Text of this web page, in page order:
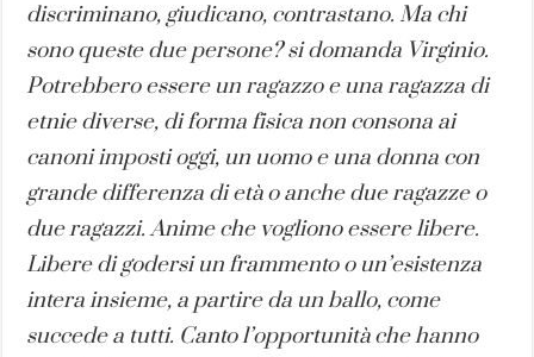
discriminano, giudicano, contrastano. Ma chi
sono queste due persone? si domanda Virginio.
Potrebbero essere un ragazzo e una ragazza di
etnie diverse, di forma fisica non consona ai
canoni imposti oggi, un uomo e una donna con
grande differenza di età o anche due ragazze o
due ragazzi. Anime che vogliono essere libere.
Libere di godersi un frammento o un’esistenza
intera insieme, a partire da un ballo, come
succede a tutti. Canto l’opportunità che hanno